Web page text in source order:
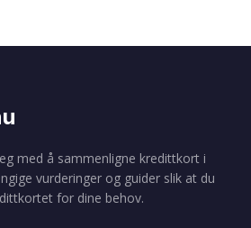
med å sammenligne kredittkort i
vurderinger og guider slik at du
for dine behov.